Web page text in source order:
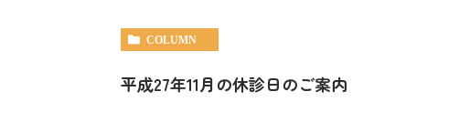
COLUMN
平成27年11月の休診日のご案内